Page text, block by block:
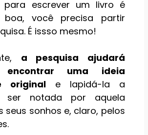
para escrever um livro é
boa, você precisa partir
É issso mesmo!
a pesquisa ajudará
uma ideia
original e lapidá-la a
ser notada por aquela
seus sonhos e, claro, pelos